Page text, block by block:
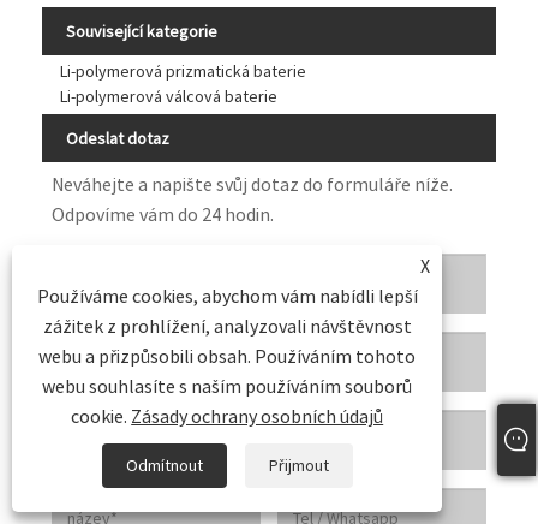
Související kategorie
Li-polymerová prizmatická baterie
Li-polymerová válcová baterie
Odeslat dotaz
Neváhejte a napište svůj dotaz do formuláře níže.
Odpovíme vám do 24 hodin.
X
Používáme cookies, abychom vám nabídli lepší
zážitek z prohlížení, analyzovali návštěvnost
webu a přizpůsobili obsah. Používáním tohoto
webu souhlasíte s naším používáním souborů
cookie. Zásady ochrany osobních údajů
Odmítnout Přijmout